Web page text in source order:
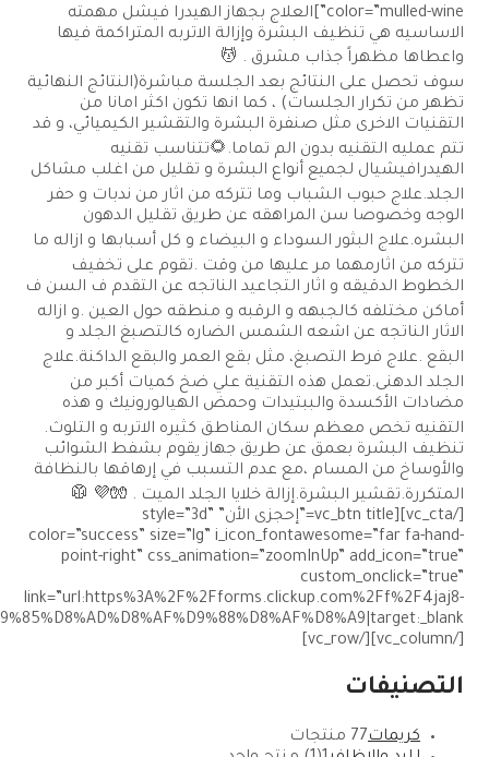
2441%2FKZSCJK6C39YGKKK6J5|title:%D8%A7%D9%84%D8%A3%D8%B9%D8%AF%D8%A7%D8%AF%20%D9%85%D8%AD%D8%AF%D9%88%D8%AF%D8%A9|target:_blank”]